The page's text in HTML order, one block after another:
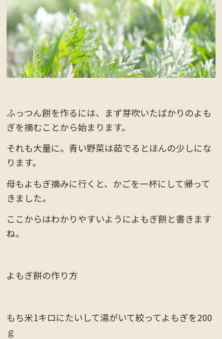
ふっつん餅を作るには、まず芽吹いたばかりのよも
ぎを摘むことから始まります。
それも大量に。青い野菜は茹でるとほんの少しにな
ります。
母もよもぎ摘みに行くと、かごを一杯にして帰って
きました。
ここからはわかりやすいようによもぎ餅と書きます
ね。
よもぎ餅の作り方
もち米1キロにたいして湯がいて絞ってよもぎを200
ｇ